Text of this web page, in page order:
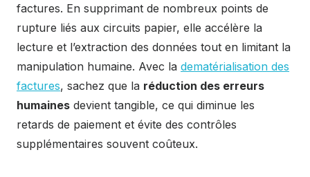
factures. En supprimant de nombreux points de
rupture liés aux circuits papier, elle accélère la
lecture et l’extraction des données tout en limitant la
manipulation humaine. Avec la dematérialisation des
factures, sachez que la réduction des erreurs
humaines devient tangible, ce qui diminue les
retards de paiement et évite des contrôles
supplémentaires souvent coûteux.